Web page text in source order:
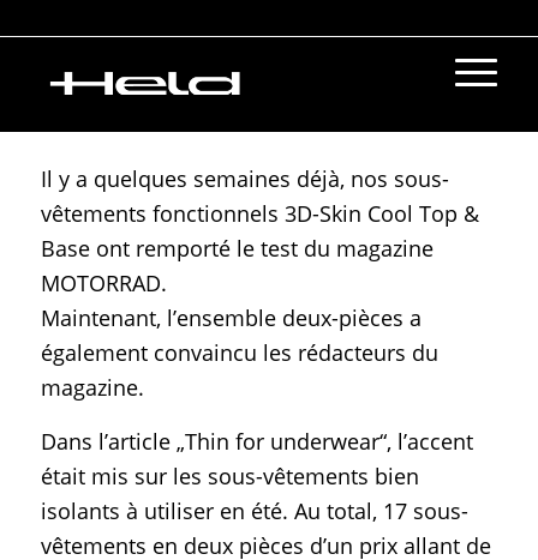
LE TEST 3D-SKIN COOL – PS
Il y a quelques semaines déjà, nos sous-
vêtements fonctionnels 3D-Skin Cool Top &
Base ont remporté le test du magazine
MOTORRAD.
Maintenant, l’ensemble deux-pièces a
également convaincu les rédacteurs du
magazine.
Dans l’article „Thin for underwear“, l’accent
était mis sur les sous-vêtements bien
isolants à utiliser en été. Au total, 17 sous-
vêtements en deux pièces d’un prix allant de